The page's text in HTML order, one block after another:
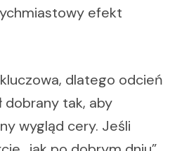
efekt
dlatego odcień
dobrany tak, aby
wygląd cery. Jeśli